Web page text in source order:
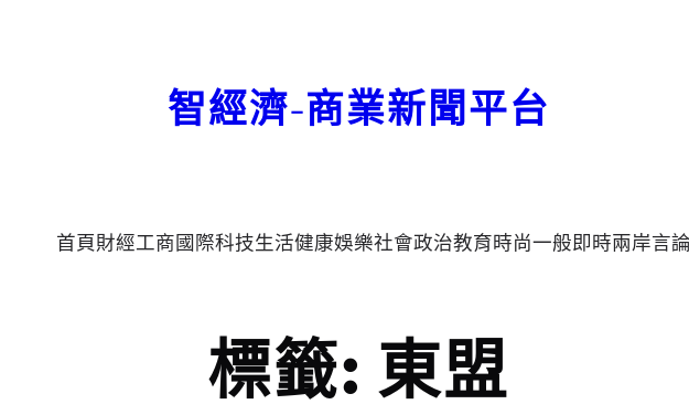
智經濟-商業新聞平台
首頁財經工商國際科技生活健康娛樂社會政治教育時尚一般即時兩岸言論
標籤: 東盟